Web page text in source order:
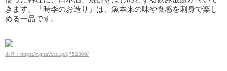
きます。「時季のお造り」は、魚本来の味や食感を刺身で楽し
める一品です。
出典：https://r.gnavi.co.jp/g752309/